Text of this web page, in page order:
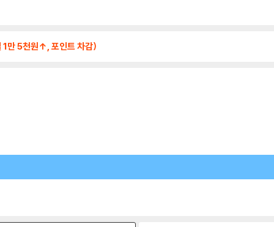
만 5천원↑, 포인트 차감)